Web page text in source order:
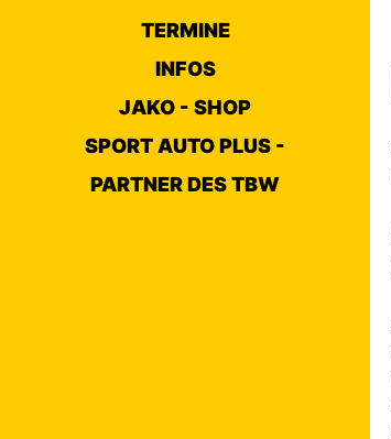
TERMINE
INFOS
JAKO - SHOP
SPORT AUTO PLUS -
PARTNER DES TBW